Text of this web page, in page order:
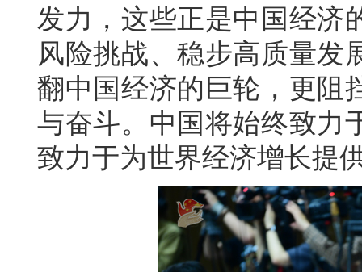
发力，这些正是中国经济
风险挑战、稳步高质量发
翻中国经济的巨轮，更阻
与奋斗。中国将始终致力
致力于为世界经济增长提